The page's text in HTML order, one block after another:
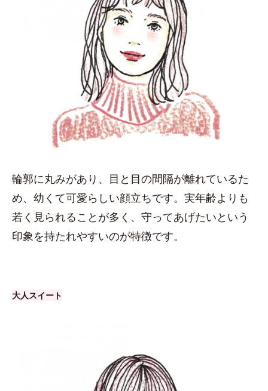
輪郭に丸みがあり、目と目の間隔が離れているた
め、幼くて可愛らしい顔立ちです。実年齢よりも
若く見られることが多く、守ってあげたいという
印象を持たれやすいのが特徴です。
大人スイート